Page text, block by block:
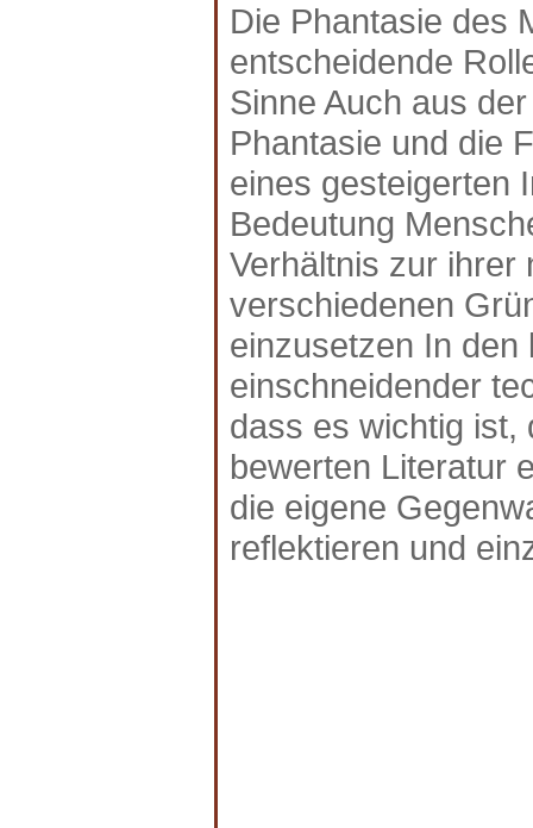
Die Phantasie des
entscheidende
Sinne Auch aus
Phantasie und die
eines gesteigerten
Bedeutung
Verhältnis zur ihrer
verschiedenen
einzusetzen In
einschneidender
dass es wichtig ist,
bewerten Literatur
die eigene
reflektieren und